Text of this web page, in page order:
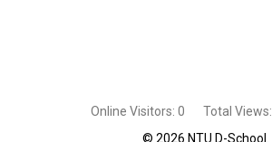
Online Visitors: 0 Total Views:
© 2026 NTU D-School.